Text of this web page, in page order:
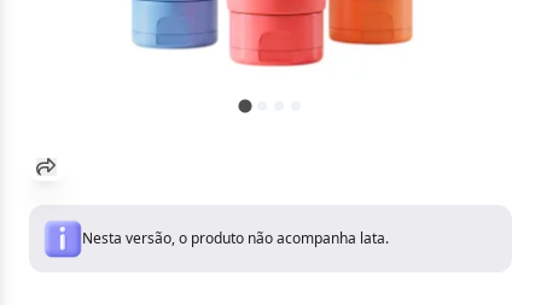
Nesta versão, o produto não acompanha lata.